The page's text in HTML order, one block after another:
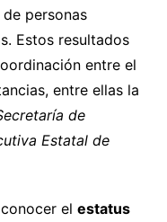
personas
Estos resultados
entre el
entre ellas la
de
Estatal de
el estatus